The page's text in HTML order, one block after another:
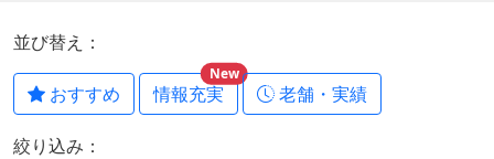
並び替え：
おすすめ 情報充実
New
老舗・実績
絞り込み：